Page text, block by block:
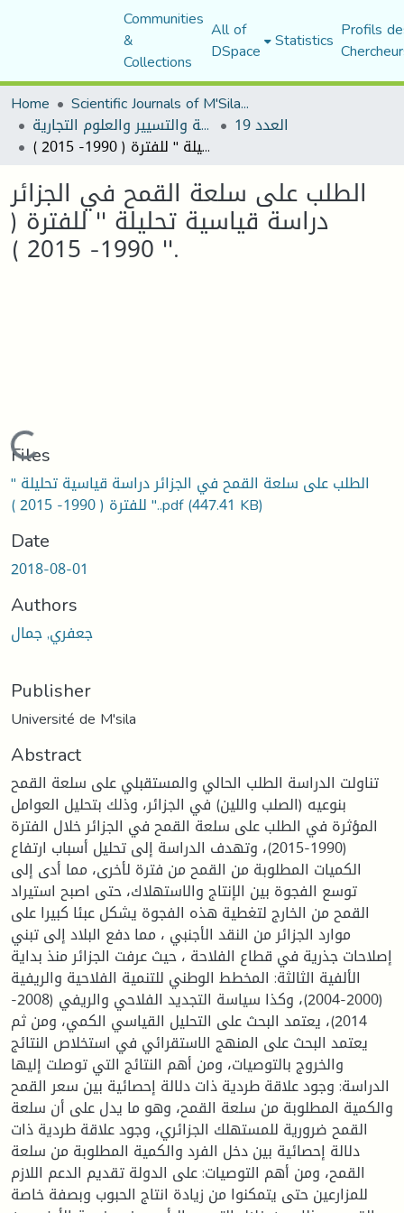
Communities
&
Collections
All of
DSpace Statistics Profils
Home
Scientific Journals of M'Sila University
مجلة العلوم الاقتصادية والتسيير والعلوم التجارية العدد 19
الطلب على سلعة القمح في الجزائر دراسة قياسية تحليلة '' للفترة ( 1990- 2015 ) ''.
الطلب على سلعة القمح في الجزائر
دراسة قياسية تحليلة '' للفترة (
1990- 2015 ) ''.
Loading...
Files
الطلب على سلعة القمح في الجزائر دراسة قياسية تحليلة ''
للفترة ( 1990- 2015 ) ''..pdf(447.41 KB)
Date
2018-08-01
Authors
جعفري, جمال
Publisher
Université de M'sila
Abstract
تناولت الدراسة الطلب الحالي والمستقبلي على سلعة القمح
بنوعيه (الصلب واللين) في الجزائر، وذلك بتحليل العوامل
المؤثرة في الطلب على سلعة القمح في الجزائر خلال الفترة
(1990-2015)، وتهدف الدراسة إلى تحليل أسباب ارتفاع
الكميات المطلوبة من القمح من فترة لأخرى، مما أدى إلى
توسع الفجوة بين الإنتاج والاستهلاك، حتى اصبح استيراد
القمح من الخارج لتغطية هذه الفجوة يشكل عبئا كبيرا على
موارد الجزائر من النقد الأجنبي ، مما دفع البلاد إلى تبني
إصلاحات جذرية في قطاع الفلاحة ، حيث عرفت الجزائر منذ بداية
الألفية الثالثة: المخطط الوطني للتنمية الفلاحية والريفية
(2000-2004)، وكذا سياسة التجديد الفلاحي والريفي (2008-
2014)، يعتمد البحث على التحليل القياسي الكمي، ومن ثم
يعتمد البحث على المنهج الاستقرائي في استخلاص النتائج
والخروج بالتوصيات، ومن أهم النتائج التي توصلت إليها
الدراسة: وجود علاقة طردية ذات دلالة إحصائية بين سعر القمح
والكمية المطلوبة من سلعة القمح، وهو ما يدل على أن سلعة
القمح ضرورية للمستهلك الجزائري، وجود علاقة طردية ذات
دلالة إحصائية بين دخل الفرد والكمية المطلوبة من سلعة
القمح، ومن أهم التوصيات: على الدولة تقديم الدعم اللازم
للمزارعين حتى يتمكنوا من زيادة انتاج الحبوب وبصفة خاصة